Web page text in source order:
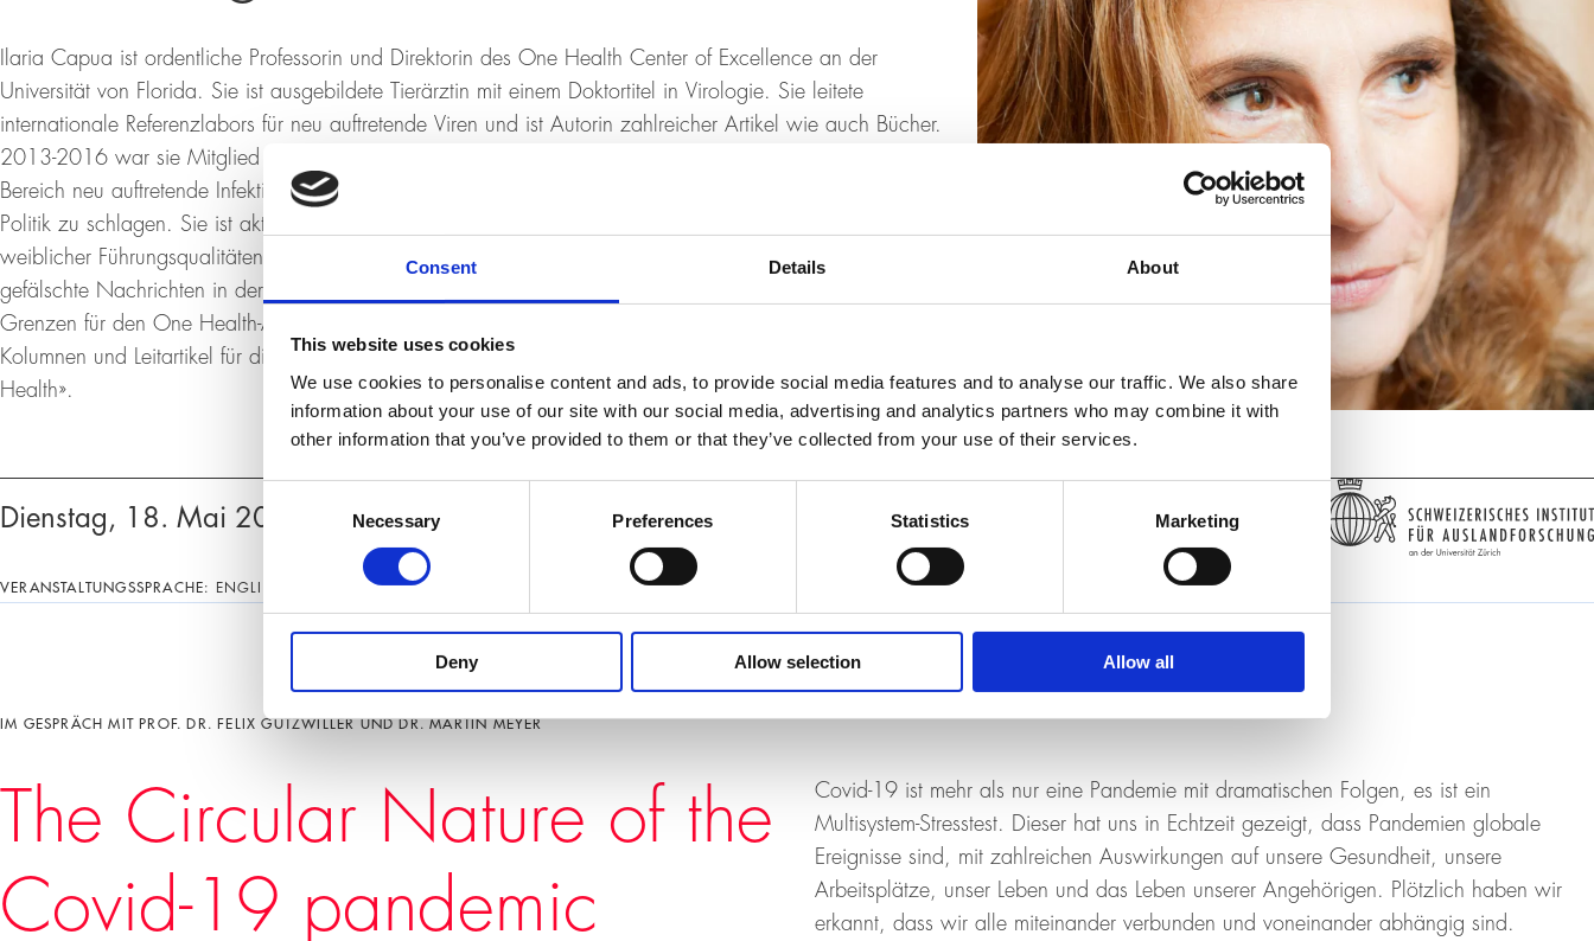
Consent Details About
This website uses cookies
We use cookies to personalise content and ads, to provide social media features and to analyse our traffic. We also share
information about your use of our site with our social media, advertising and analytics partners who may combine it with
other information that you’ve provided to them or that they’ve collected from your use of their services.
Selection
Necessary Preferences Statistics Marketing
Deny Allow selection Allow all
Ilaria Capua ist ordentliche Professorin und Direktorin des One Health Center of Excellence an der
Universität von Florida. Sie ist ausgebildete Tierärztin mit einem Doktortitel in Virologie. Sie leitete
internationale Referenzlabors für neu auftretende Viren und ist Autorin zahlreicher Artikel wie auch Bücher.
2013-2016 war sie Mitglied des italienischen Parlaments und konzentrierte sich in dieser Zeit darauf, im
Bereich neu auftretende Infektionen und antimikrobielle Resistenz eine Brücke von der Wissenschaft zur
Politik zu schlagen. Sie ist aktiv auf dem Gebiet der Wissenschaftskommunikation, der Förderung
weiblicher Führungsqualitäten in der wissenschaftlichen Arena und setzt sich für die Sensibilisierung für
gefälschte Nachrichten in der Wissenschaft ein. Gegenwärtig arbeitet sie an der Entwicklung neuer
Grenzen für den One Health-Ansatz durch die Nutzung der digitalen Medien. Sie schreibt regelmäßig
Kolumnen und Leitartikel für die italienische und internationale Presse. Ihr jüngstes Buch heisst «Circular
Health».
Veranstaltungen
Dienstag, 18. Mai 2021, 18:30 – 19:30 Uhr Live aus dem Studio
VERANSTALTUNGSSPRACHE: ENGLISCH
IM GESPRÄCH MIT PROF. DR. FELIX GUTZWILLER UND DR. MARTIN MEYER
The Circular Nature of the
Covid-19 pandemic
Covid-19 ist mehr als nur eine Pandemie mit dramatischen Folgen, es ist ein
Multisystem-Stresstest. Dieser hat uns in Echtzeit gezeigt, dass Pandemien globale
Ereignisse sind, mit zahlreichen Auswirkungen auf unsere Gesundheit, unsere
Arbeitsplätze, unser Leben und das Leben unserer Angehörigen. Plötzlich haben wir
erkannt, dass wir alle miteinander verbunden und voneinander abhängig sind.